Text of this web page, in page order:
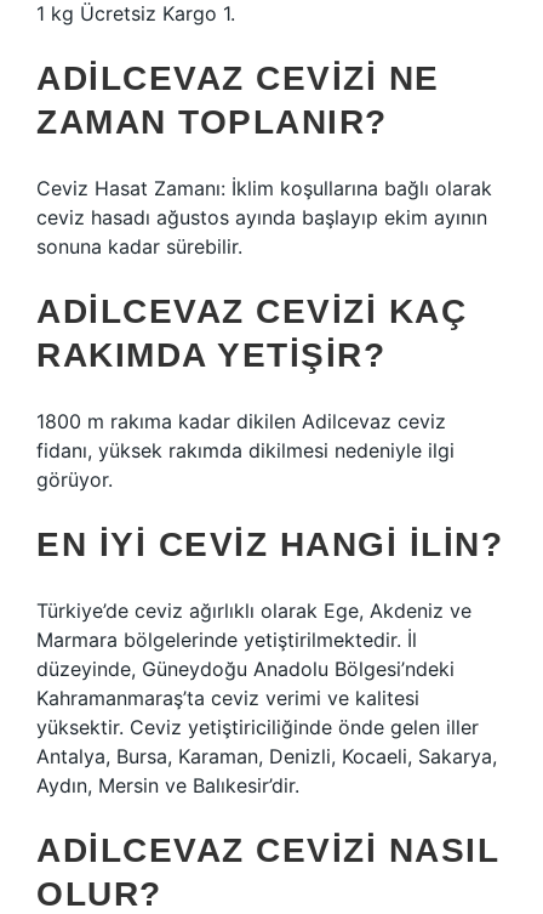
1 kg Ücretsiz Kargo 1.
ADILCEVAZ CEVIZI NE
ZAMAN TOPLANIR?
Ceviz Hasat Zamanı: İklim koşullarına bağlı olarak
ceviz hasadı ağustos ayında başlayıp ekim ayının
sonuna kadar sürebilir.
ADILCEVAZ CEVIZI KAÇ
RAKIMDA YETIŞIR?
1800 m rakıma kadar dikilen Adilcevaz ceviz
fidanı, yüksek rakımda dikilmesi nedeniyle ilgi
görüyor.
EN IYI CEVIZ HANGI ILIN?
Türkiye’de ceviz ağırlıklı olarak Ege, Akdeniz ve
Marmara bölgelerinde yetiştirilmektedir. İl
düzeyinde, Güneydoğu Anadolu Bölgesi’ndeki
Kahramanmaraş’ta ceviz verimi ve kalitesi
yüksektir. Ceviz yetiştiriciliğinde önde gelen iller
Antalya, Bursa, Karaman, Denizli, Kocaeli, Sakarya,
Aydın, Mersin ve Balıkesir’dir.
ADILCEVAZ CEVIZI NASIL
OLUR?